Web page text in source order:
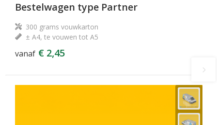
Bestelwagen type Partner
300 grams vouwkarton
± A4, te vouwen tot A5
vanaf € 2,45